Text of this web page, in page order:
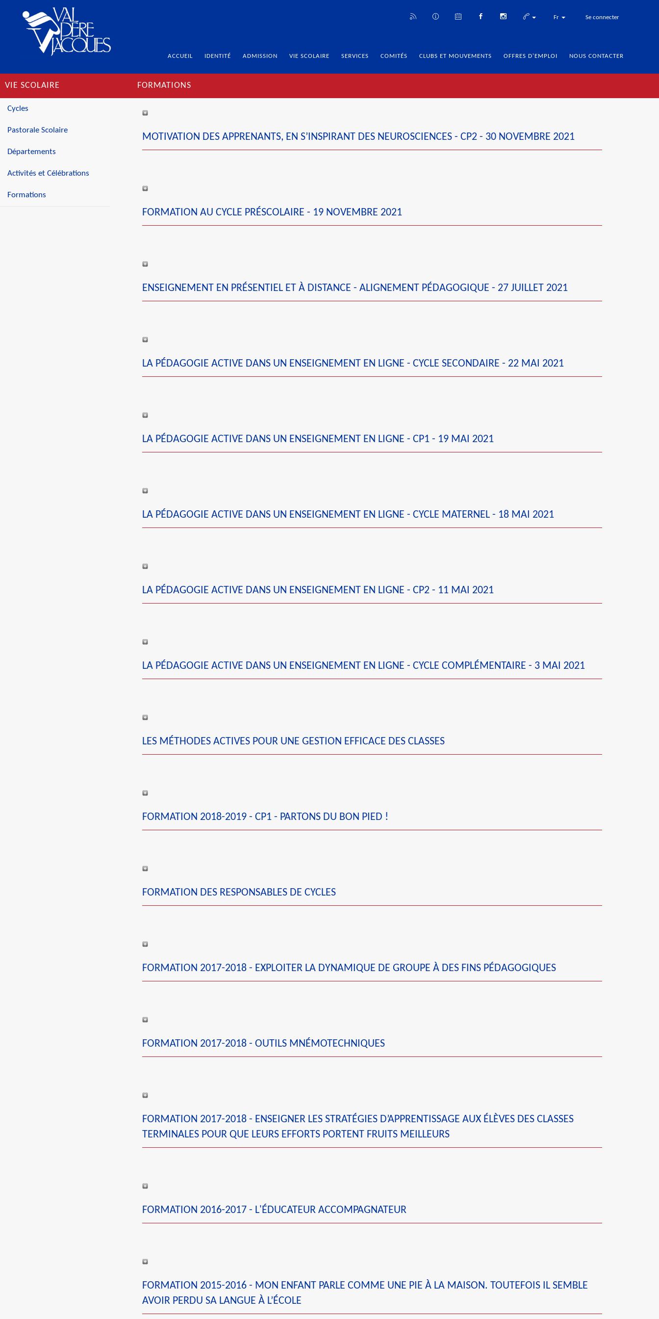
Fr Se connecter
ACCUEIL IDENTITÉ ADMISSION VIE SCOLAIRE SERVICES COMITÉS CLUBS ET MOUVEMENTS OFFRES D'EMPLOI NOUS CONTACTER
VIE SCOLAIRE
Cycles
Pastorale Scolaire
Départements
Activités et Célébrations
Formations
FORMATIONS
MOTIVATION DES APPRENANTS, EN S’INSPIRANT DES NEUROSCIENCES - CP2 - 30 NOVEMBRE 2021
FORMATION AU CYCLE PRÉSCOLAIRE - 19 NOVEMBRE 2021
ENSEIGNEMENT EN PRÉSENTIEL ET À DISTANCE - ALIGNEMENT PÉDAGOGIQUE - 27 JUILLET 2021
LA PÉDAGOGIE ACTIVE DANS UN ENSEIGNEMENT EN LIGNE - CYCLE SECONDAIRE - 22 MAI 2021
LA PÉDAGOGIE ACTIVE DANS UN ENSEIGNEMENT EN LIGNE - CP1 - 19 MAI 2021
LA PÉDAGOGIE ACTIVE DANS UN ENSEIGNEMENT EN LIGNE - CYCLE MATERNEL - 18 MAI 2021
LA PÉDAGOGIE ACTIVE DANS UN ENSEIGNEMENT EN LIGNE - CP2 - 11 MAI 2021
LA PÉDAGOGIE ACTIVE DANS UN ENSEIGNEMENT EN LIGNE - CYCLE COMPLÉMENTAIRE - 3 MAI 2021
LES MÉTHODES ACTIVES POUR UNE GESTION EFFICACE DES CLASSES
FORMATION 2018-2019 - CP1 - PARTONS DU BON PIED !
FORMATION DES RESPONSABLES DE CYCLES
FORMATION 2017-2018 - EXPLOITER LA DYNAMIQUE DE GROUPE À DES FINS PÉDAGOGIQUES
FORMATION 2017-2018 - OUTILS MNÉMOTECHNIQUES
FORMATION 2017-2018 - ENSEIGNER LES STRATÉGIES D’APPRENTISSAGE AUX ÉLÈVES DES CLASSES
TERMINALES POUR QUE LEURS EFFORTS PORTENT FRUITS MEILLEURS
FORMATION 2016-2017 - L'ÉDUCATEUR ACCOMPAGNATEUR
FORMATION 2015-2016 - MON ENFANT PARLE COMME UNE PIE À LA MAISON. TOUTEFOIS IL SEMBLE
AVOIR PERDU SA LANGUE À L’ÉCOLE